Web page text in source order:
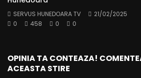
SERVUS HUNEDOARA TV
21/02/2025
0
458 0 0
OPINIA TA CONTEAZA!
ACEASTA STIRE